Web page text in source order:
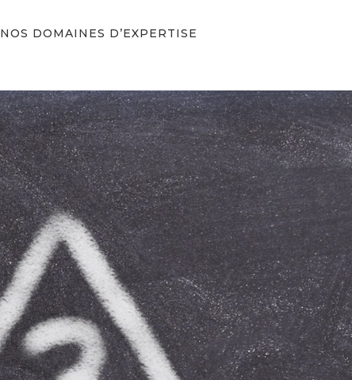
NOS DOMAINES D’EXPERTISE